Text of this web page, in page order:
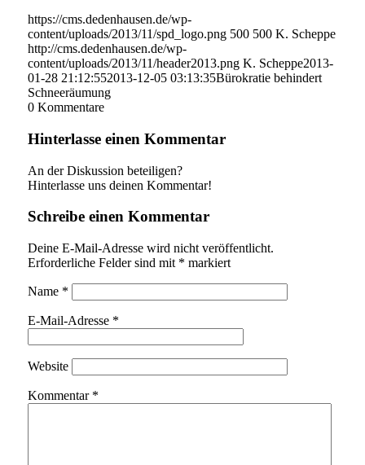
https://cms.dedenhausen.de/wp-
content/uploads/2013/11/spd_logo.png 500 500 K. Scheppe
http://cms.dedenhausen.de/wp-
content/uploads/2013/11/header2013.png K. Scheppe2013-
01-28 21:12:552013-12-05 03:13:35Bürokratie behindert
Schneeräumung
0 Kommentare
Hinterlasse einen Kommentar
An der Diskussion beteiligen?
Hinterlasse uns deinen Kommentar!
Schreibe einen Kommentar
Deine E-Mail-Adresse wird nicht veröffentlicht.
Erforderliche Felder sind mit * markiert
Name *
E-Mail-Adresse *
Website
Kommentar *